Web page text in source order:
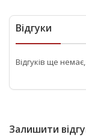
Відгуки
Відгуків ще
Залишити